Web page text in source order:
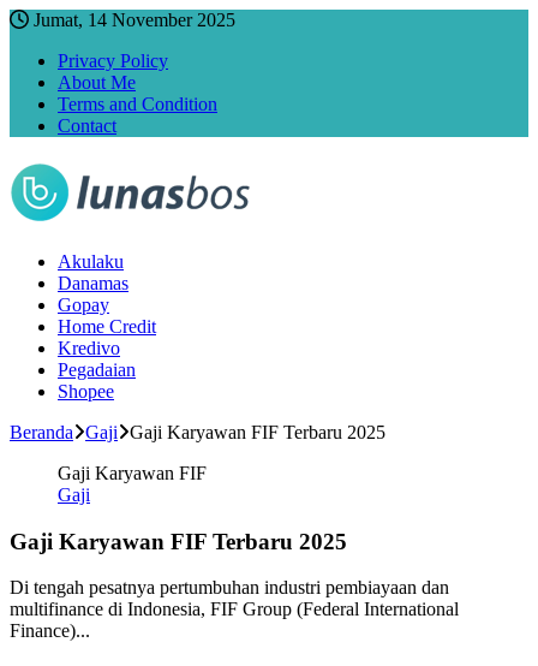
Jumat, 14 November 2025
Privacy Policy
About Me
Terms and Condition
Contact
Akulaku
Danamas
Gopay
Home Credit
Kredivo
Pegadaian
Shopee
Beranda
Gaji
Gaji Karyawan FIF Terbaru 2025
Gaji Karyawan FIF
Gaji
Gaji Karyawan FIF Terbaru 2025
Di tengah pesatnya pertumbuhan industri pembiayaan dan
multifinance di Indonesia, FIF Group (Federal International
Finance)...